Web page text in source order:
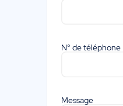
N° de téléphone
Message